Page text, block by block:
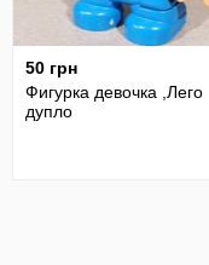
50 грн
Фигурка девочка ,Лего
дупло